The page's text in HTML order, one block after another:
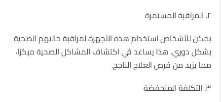
٢. المراقبة المستمرة
يمكن للأشخاص استخدام هذه الأجهزة لمراقبة حالتهم الصحية
بشكل دوري. هذا يساعد في اكتشاف المشاكل الصحية مبكرًا،
مما يزيد من فرص العلاج الناجح.
٣. التكلفة المنخفضة